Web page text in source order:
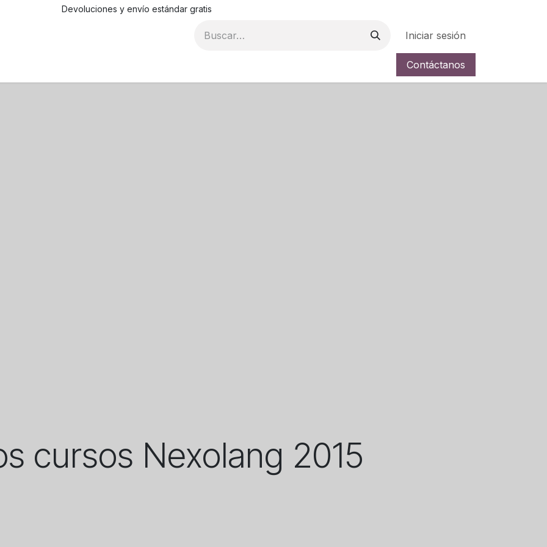
Devoluciones y envío estándar gratis
Iniciar sesión
Contáctanos
cursos Nexolang 2015